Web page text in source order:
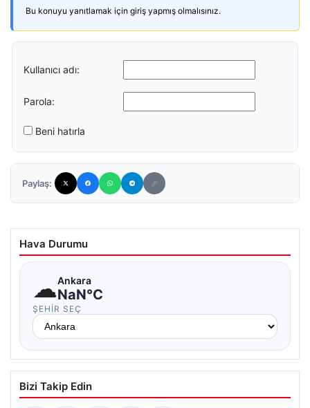
Bu konuyu yanıtlamak için giriş yapmış olmalısınız.
Kullanıcı adı:
Parola:
Beni hatırla
Paylaş:
Hava Durumu
☁Ankara
NaN°C
ŞEHIR SEÇ
Bizi Takip Edin